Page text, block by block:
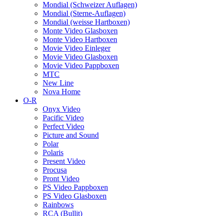
Mondial (Schweizer Auflagen)
Mondial (Sterne-Auflagen)
Mondial (weisse Hartboxen)
Monte Video Glasboxen
Monte Video Hartboxen
Movie Video Einleger
Movie Video Glasboxen
Movie Video Pappboxen
MTC
New Line
Nova Home
O-R
Onyx Video
Pacific Video
Perfect Video
Picture and Sound
Polar
Polaris
Present Video
Procusa
Pront Video
PS Video Pappboxen
PS Video Glasboxen
Rainbows
RCA (Bullit)